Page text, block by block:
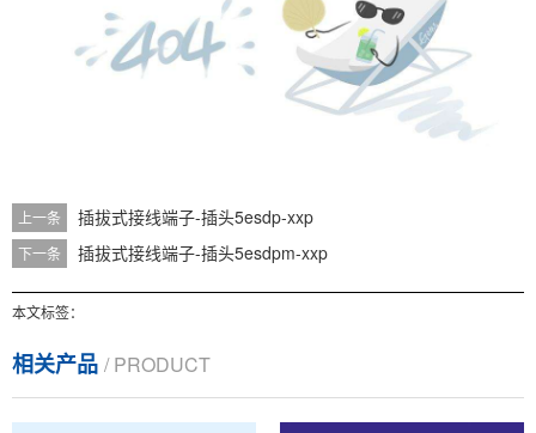
上一条 插拔式接线端子-插头5esdp-xxp
下一条 插拔式接线端子-插头5esdpm-xxp
本文标签：
相关产品 / PRODUCT